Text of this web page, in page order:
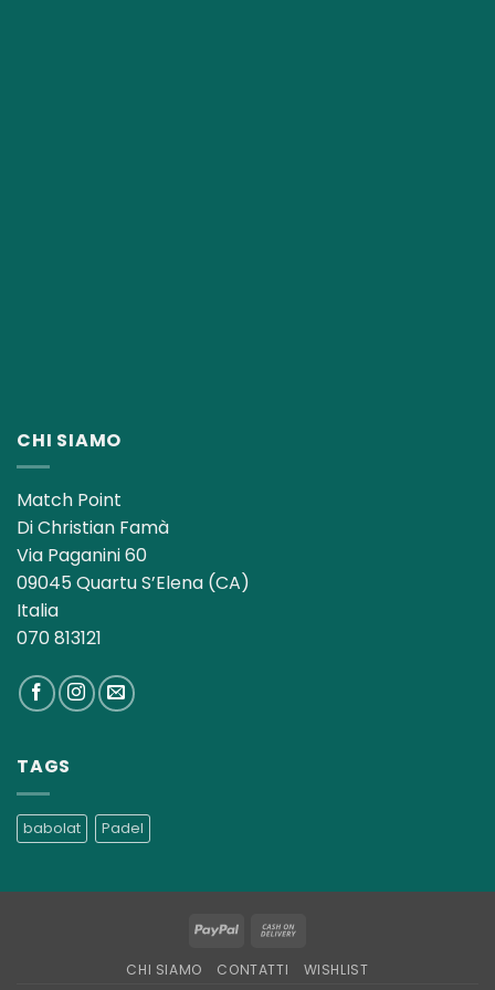
CHI SIAMO
Match Point
Di Christian Famà
Via Paganini 60
09045 Quartu S’Elena (CA)
Italia
070 813121
TAGS
babolat Padel
PayPal
Delivery
CHI SIAMO CONTATTI WISHLIST